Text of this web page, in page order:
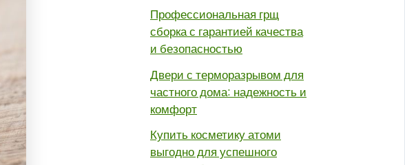
Профессиональная грщ
сборка с гарантией качества
и безопасностью
Двери с терморазрывом для
частного дома: надежность и
комфорт
Купить косметику атоми
выгодно для успешного